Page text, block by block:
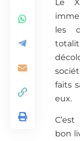
Le
les
faits
eux.
bon